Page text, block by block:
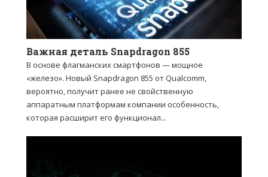
Важная деталь Snapdragon 855
В основе флагманских смартфонов — мощное
«железо». Новый Snapdragon 855 от Qualcomm,
вероятно, получит ранее не свойственную
аппаратным платформам компании особенность,
которая расширит его функционал...